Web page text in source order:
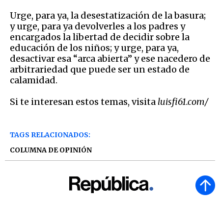
Urge, para ya, la desestatización de la basura;
y urge, para ya devolverles a los padres y
encargados la libertad de decidir sobre la
educación de los niños; y urge, para ya,
desactivar esa “arca abierta” y ese nacedero de
arbitrariedad que puede ser un estado de
calamidad.
Si te interesan estos temas, visita luisfi61.com/
TAGS RELACIONADOS:
COLUMNA DE OPINIÓN